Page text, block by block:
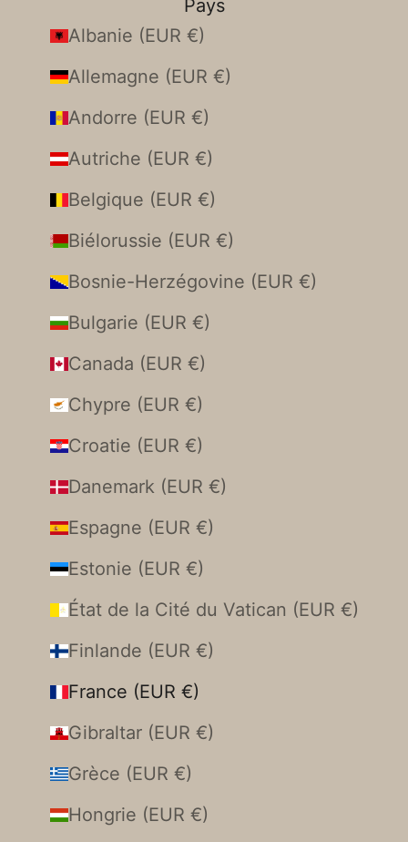
Pays
Albanie (EUR €)
Allemagne (EUR €)
Andorre (EUR €)
Autriche (EUR €)
Belgique (EUR €)
Biélorussie (EUR €)
Bosnie-Herzégovine (EUR €)
Bulgarie (EUR €)
Canada (EUR €)
Chypre (EUR €)
Croatie (EUR €)
Danemark (EUR €)
Espagne (EUR €)
Estonie (EUR €)
État de la Cité du Vatican (EUR €)
Finlande (EUR €)
France (EUR €)
Gibraltar (EUR €)
Grèce (EUR €)
Hongrie (EUR €)